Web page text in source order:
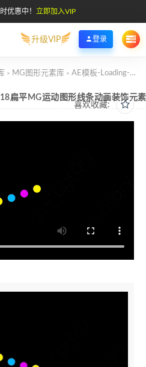
优惠中！ 立即加入VIP
升级VIP 登录
> MG图形元素库 > AE模板-Loading-Animation-18扁平MG运动图形线条动画装饰元素
喜欢收藏:
扁平MG运动图形线条动画装饰元素